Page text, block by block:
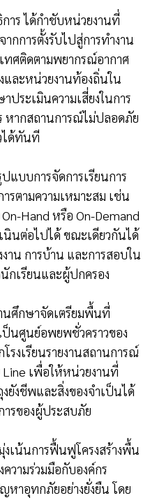
าร ได้กำชับหน่วยงานที่
กการตั้งรับไปสู่การทำงาน
ทศติดตามพยากรณ์อากาศ
และหน่วยงานท้องถิ่นใน
ระเมินความเสี่ยงในการ
หากสถานการณ์ไม่ปลอดภัย
ได้ทันที
บบการจัดการเรียนการ
รตามความเหมาะสม เช่น
Hand หรือ On-Demand
นินต่อไปได้ ขณะเดียวกันได้
น การบ้าน และการสอบใน
กเรียนและผู้ปกครอง
นศึกษาจัดเตรียมพื้นที่
ป็นศูนย์อพยพชั่วคราวของ
งเรียนรายงานสถานการณ์
เพื่อให้หน่วยงานที่
ยังชีพและสิ่งของจำเป็นได้
ารของผู้ประสบภัย
งเน้นการฟื้นฟูโครงสร้างพื้น
วามร่วมมือกับองค์กร
าอุทกภัยอย่างยั่งยืน โดย